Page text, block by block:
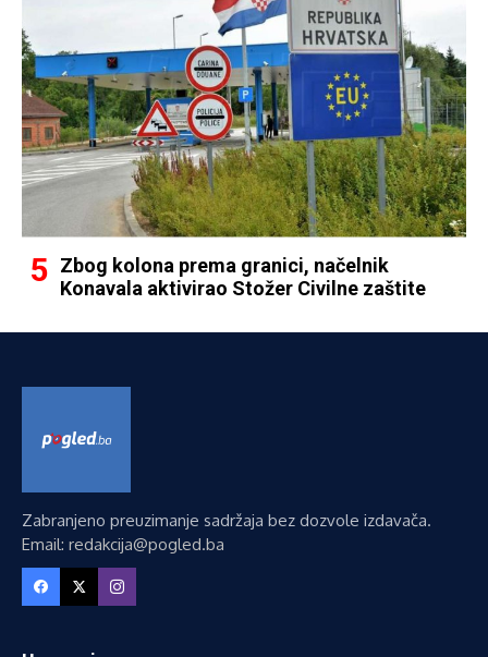
Zbog kolona prema granici, načelnik
Konavala aktivirao Stožer Civilne zaštite
Zabranjeno preuzimanje sadržaja bez dozvole izdavača.
Email: redakcija@pogled.ba